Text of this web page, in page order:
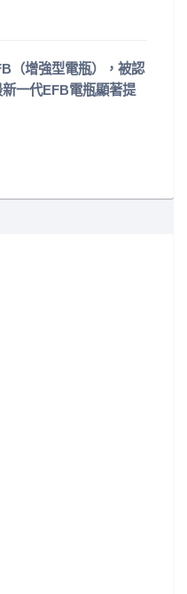
（增強型電瓶），被認
一代EFB電瓶顯著提